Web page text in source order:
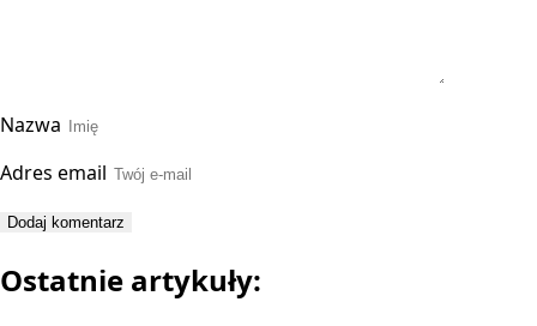
Nazwa
Adres email
Ostatnie artykuły: